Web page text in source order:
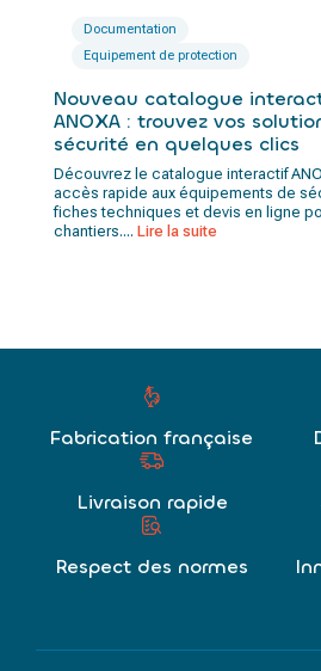
Documentation
Equipement de protection
Nouveau catalogue
ANOXA : trouvez vos
sécurité en quelques clics
Découvrez le catalogue interactif
accès rapide aux équipements de
fiches techniques et devis en ligne
chantiers.... Lire la suite
Fabrication française
Livraison rapide
Respect des normes